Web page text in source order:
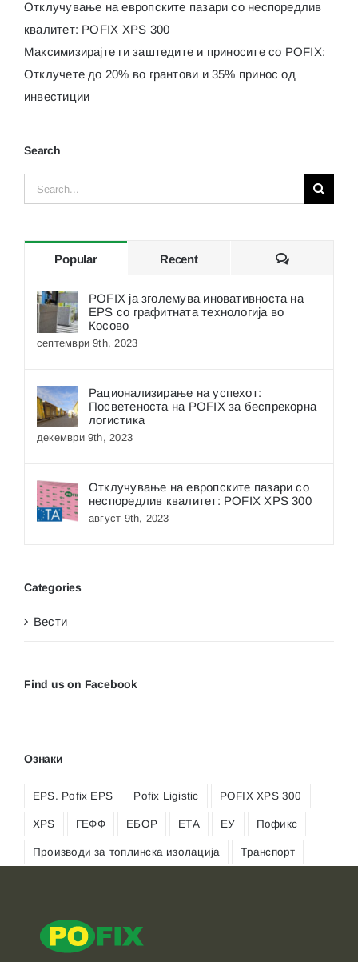
Отклучување на европските пазари со неспоредлив
квалитет: POFIX XPS 300
Максимизирајте ги заштедите и приносите со POFIX:
Отклучете до 20% во грантови и 35% принос од
инвестиции
Search
Search
for:
Popular Recent Comments
POFIX ја зголемува иновативноста на
EPS со графитната технологија во
Косово
септември 9th, 2023
Рационализирање на успехот:
Посветеноста на POFIX за беспрекорна
логистика
декември 9th, 2023
Отклучување на европските пазари со
неспоредлив квалитет: POFIX XPS 300
август 9th, 2023
Categories
Вести
Find us on Facebook
Ознаки
EPS. Pofix EPS Pofix Ligistic POFIX XPS 300
XPS ГЕФФ ЕБОР ЕТА ЕУ Пофикс
Производи за топлинска изолација Транспорт